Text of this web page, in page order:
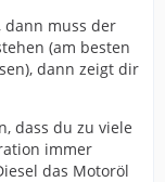
dann muss der
(am besten
dann zeigt dir
dass du zu viele
immer
das Motoröl